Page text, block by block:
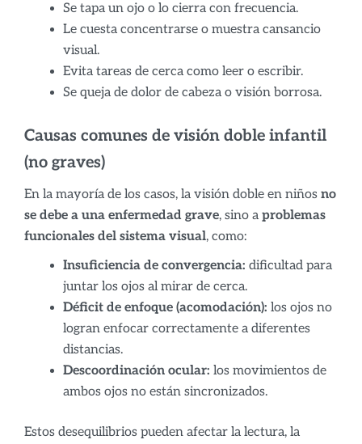
Se tapa un ojo o lo cierra con frecuencia.
Le cuesta concentrarse o muestra cansancio
visual.
Evita tareas de cerca como leer o escribir.
Se queja de dolor de cabeza o visión borrosa.
Causas comunes de visión doble infantil
(no graves)
En la mayoría de los casos, la visión doble en niños no
se debe a una enfermedad grave, sino a problemas
funcionales del sistema visual, como:
Insuficiencia de convergencia: dificultad para
juntar los ojos al mirar de cerca.
Déficit de enfoque (acomodación): los ojos no
logran enfocar correctamente a diferentes
distancias.
Descoordinación ocular: los movimientos de
ambos ojos no están sincronizados.
Estos desequilibrios pueden afectar la lectura, la